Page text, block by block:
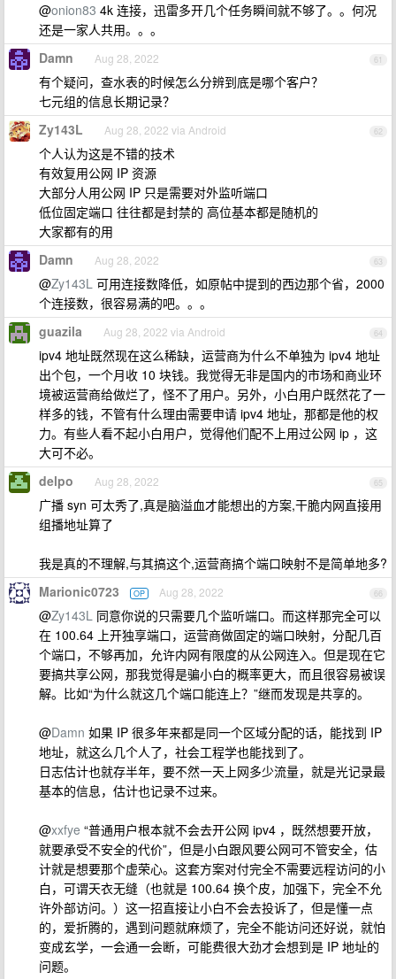
@onion83 4k 连接，迅雷多开几个任务瞬间就不够了。。何况
还是一家人共用。。。
61
Damn Aug 28, 2022
有个疑问，查水表的时候怎么分辨到底是哪个客户？
七元组的信息长期记录？
62
Zy143L Aug 28, 2022 via Android
个人认为这是不错的技术
有效复用公网 IP 资源
大部分人用公网 IP 只是需要对外监听端口
低位固定端口 往往都是封禁的 高位基本都是随机的
大家都有的用
63
Damn Aug 28, 2022
@Zy143L 可用连接数降低，如原帖中提到的西边那个省，2000
个连接数，很容易满的吧。。。
64
guazila Aug 28, 2022 via Android
ipv4 地址既然现在这么稀缺，运营商为什么不单独为 ipv4 地址
出个包，一个月收 10 块钱。我觉得无非是国内的市场和商业环
境被运营商给做烂了，怪不了用户。另外，小白用户既然花了一
样多的钱，不管有什么理由需要申请 ipv4 地址，那都是他的权
力。有些人看不起小白用户，觉得他们配不上用过公网 ip ，这
大可不必。
65
delpo Aug 28, 2022
广播 syn 可太秀了,真是脑溢血才能想出的方案,干脆内网直接用
组播地址算了
我是真的不理解,与其搞这个,运营商搞个端口映射不是简单地多?
66
Marionic0723 OP Aug 28, 2022
@Zy143L 同意你说的只需要几个监听端口。而这样那完全可以
在 100.64 上开独享端口，运营商做固定的端口映射，分配几百
个端口，不够再加，允许内网有限度的从公网连入。但是现在它
要搞共享公网，那我觉得是骗小白的概率更大，而且很容易被误
解。比如“为什么就这几个端口能连上？”继而发现是共享的。
@Damn 如果 IP 很多年来都是同一个区域分配的话，能找到 IP
地址，就这么几个人了，社会工程学也能找到了。
日志估计也就存半年，要不然一天上网多少流量，就是光记录最
基本的信息，估计也记录不过来。
@xxfye “普通用户根本就不会去开公网 ipv4 ，既然想要开放，
就要承受不安全的代价”，但是小白跟风要公网可不管安全，估
计就是想要那个虚荣心。这套方案对付完全不需要远程访问的小
白，可谓天衣无缝（也就是 100.64 换个皮，加强下，完全不允
许外部访问。）这一招直接让小白不会去投诉了，但是懂一点
的，爱折腾的，遇到问题就麻烦了，完全不能访问还好说，就怕
变成玄学，一会通一会断，可能费很大劲才会想到是 IP 地址的
问题。